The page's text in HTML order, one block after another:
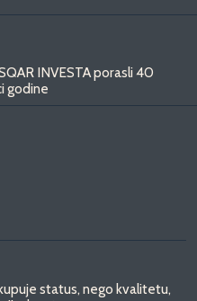
INVESTA porasli 40
godine
status, nego kvalitetu,